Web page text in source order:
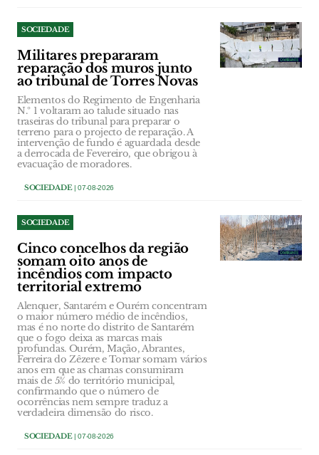
SOCIEDADE
Militares prepararam
reparação dos muros junto
ao tribunal de Torres Novas
Elementos do Regimento de Engenharia
N.º 1 voltaram ao talude situado nas
traseiras do tribunal para preparar o
terreno para o projecto de reparação. A
intervenção de fundo é aguardada desde
a derrocada de Fevereiro, que obrigou à
evacuação de moradores.
SOCIEDADE| 07-08-2026
SOCIEDADE
Cinco concelhos da região
somam oito anos de
incêndios com impacto
territorial extremo
Alenquer, Santarém e Ourém concentram
o maior número médio de incêndios,
mas é no norte do distrito de Santarém
que o fogo deixa as marcas mais
profundas. Ourém, Mação, Abrantes,
Ferreira do Zêzere e Tomar somam vários
anos em que as chamas consumiram
mais de 5% do território municipal,
confirmando que o número de
ocorrências nem sempre traduz a
verdadeira dimensão do risco.
SOCIEDADE| 07-08-2026